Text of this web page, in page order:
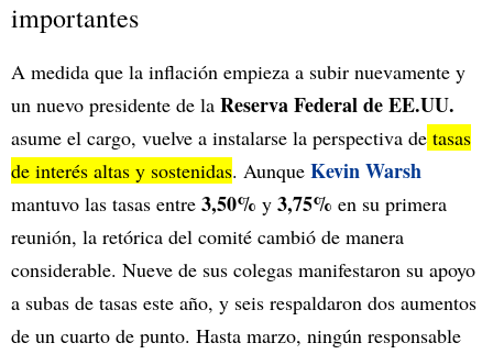
importantes
A medida que la inflación empieza a subir nuevamente y
un nuevo presidente de la Reserva Federal de EE.UU.
asume el cargo, vuelve a instalarse la perspectiva de tasas
de interés altas y sostenidas. Aunque Kevin Warsh
mantuvo las tasas entre 3,50% y 3,75% en su primera
reunión, la retórica del comité cambió de manera
considerable. Nueve de sus colegas manifestaron su apoyo
a subas de tasas este año, y seis respaldaron dos aumentos
de un cuarto de punto. Hasta marzo, ningún responsable